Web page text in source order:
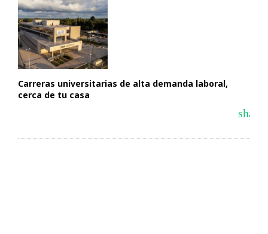
Carreras universitarias de alta demanda laboral,
cerca de tu casa
share